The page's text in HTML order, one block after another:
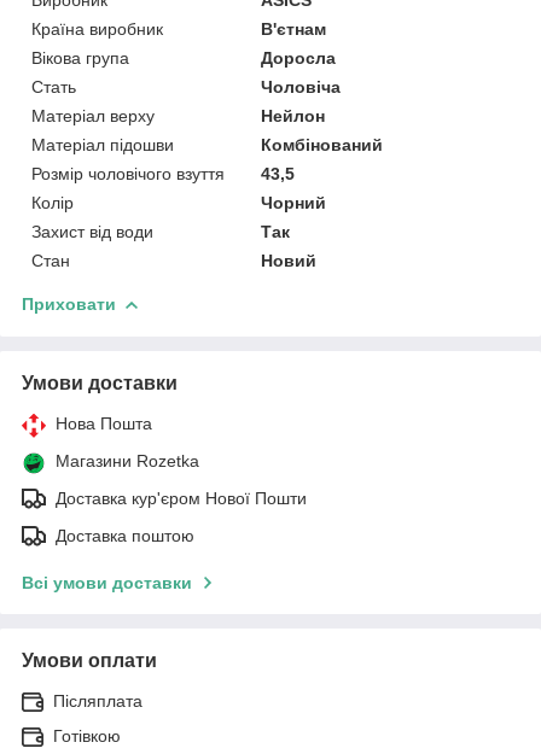
Країна виробник
В'єтнам
Вікова група
Доросла
Стать
Чоловіча
Матеріал верху
Нейлон
Матеріал підошви
Комбінований
Розмір чоловічого взуття
43,5
Колір
Чорний
Захист від води
Так
Стан
Новий
Приховати
Умови доставки
Нова Пошта
Магазини Rozetka
Доставка кур'єром Нової Пошти
Доставка поштою
Всі умови доставки
Умови оплати
Післяплата
Готівкою